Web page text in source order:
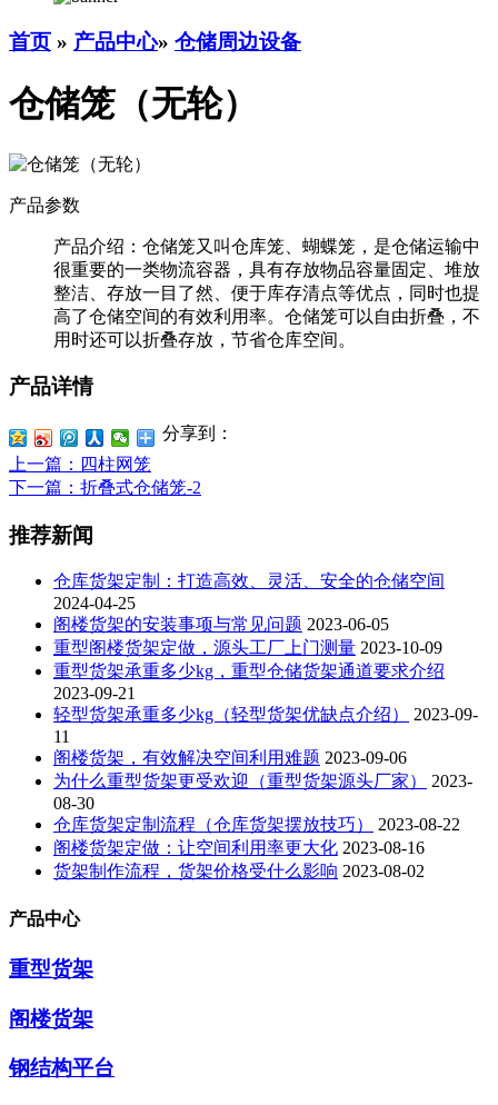
首页 » 产品中心» 仓储周边设备
仓储笼（无轮）
产品参数
产品介绍： 仓储笼又叫仓库笼、蝴蝶笼，是仓储运输中
很重要的一类物流容器，具有存放物品容量固定、堆放
整洁、存放一目了然、便于库存清点等优点，同时也提
高了仓储空间的有效利用率。仓储笼可以自由折叠，不
用时还可以折叠存放，节省仓库空间。
产品详情
分享到：
上一篇 ：四柱网笼
下一篇 ：折叠式仓储笼-2
推荐新闻
仓库货架定制：打造高效、灵活、安全的仓储空间
2024-04-25
阁楼货架的安装事项与常见问题 2023-06-05
重型阁楼货架定做，源头工厂上门测量 2023-10-09
重型货架承重多少kg，重型仓储货架通道要求介绍
2023-09-21
轻型货架承重多少kg（轻型货架优缺点介绍）
2023-09-
11
阁楼货架，有效解决空间利用难题 2023-09-06
为什么重型货架更受欢迎（重型货架源头厂家）
2023-
08-30
仓库货架定制流程（仓库货架摆放技巧）
2023-08-22
阁楼货架定做：让空间利用率更大化 2023-08-16
货架制作流程，货架价格受什么影响 2023-08-02
产品中心
重型货架
阁楼货架
钢结构平台